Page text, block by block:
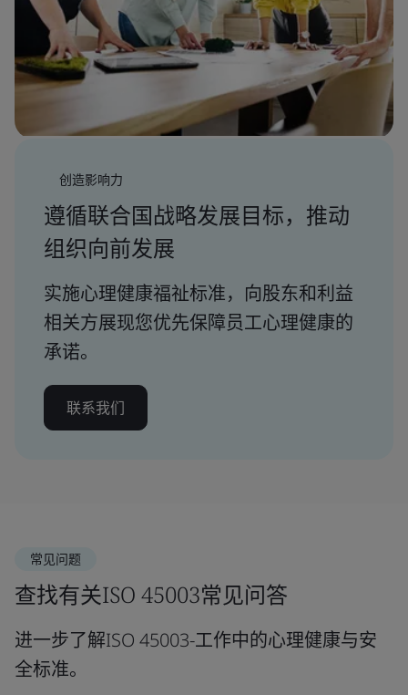
创造影响力
遵循联合国战略发展目标，推动
组织向前发展
实施心理健康福祉标准，向股东和利益
相关方展现您优先保障员工心理健康的
承诺。
联系我们
常见问题
查找有关ISO 45003常见问答
进一步了解ISO 45003-工作中的心理健康与安
全标准。